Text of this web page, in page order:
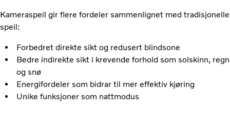
Kameraspeil gir flere fordeler sammenlignet med tradisjonelle
speil:
Forbedret direkte sikt og redusert blindsone
Bedre indirekte sikt i krevende forhold som solskinn, regn
og snø
Energifordeler som bidrar til mer effektiv kjøring
Unike funksjoner som nattmodus